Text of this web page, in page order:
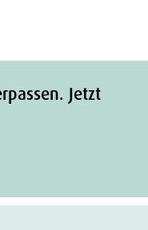
Jetzt